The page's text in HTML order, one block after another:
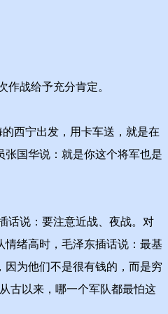
战给予充分肯定。
西宁出发，用卡车送，就是在
国华说：就是你这个将军也是
说：要注意近战、夜战。对
绪高时，毛泽东插话说：最基
为他们不是很有钱的，而是穷
古以来，哪一个军队都最怕这